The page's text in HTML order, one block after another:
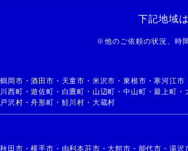
下記地域
※他のご依頼の状況、時
鶴岡市 ・酒田市 ・ 天童市 ・ 米沢市 ・東根市 ・寒河江市
川西町 ・遊佐町 ・ 白鷹町 ・ 山辺町 ・中山町 ・最上町 ・
戸沢村 ・舟形町 ・ 鮭川村 ・ 大蔵村
秋田市 ・横手市 ・ 由利本荘市 ・大館市 ・ 能代市 ・ 湯沢